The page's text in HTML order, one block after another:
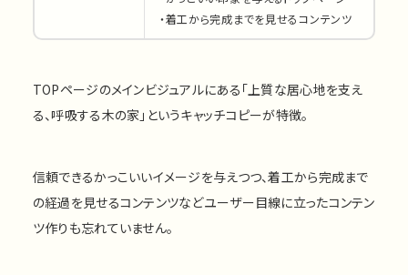
・着工から完成までを見せるコンテンツ
TOPページのメインビジュアルにある「上質な居心地を支え
る、呼吸する木の家」というキャッチコピーが特徴。
信頼できるかっこいいイメージを与えつつ、着工から完成まで
の経過を見せるコンテンツなどユーザー目線に立ったコンテン
ツ作りも忘れていません。